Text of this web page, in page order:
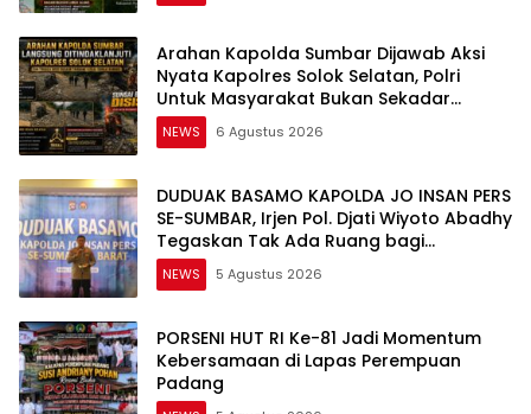
Arahan Kapolda Sumbar Dijawab Aksi
Nyata Kapolres Solok Selatan, Polri
Untuk Masyarakat Bukan Sekadar
Slogan
NEWS 6 Agustus 2026
DUDUAK BASAMO KAPOLDA JO INSAN PERS
SE-SUMBAR, Irjen Pol. Djati Wiyoto Abadhy
Tegaskan Tak Ada Ruang bagi
Pelanggar Hukum di Internal Polri
NEWS 5 Agustus 2026
PORSENI HUT RI Ke-81 Jadi Momentum
Kebersamaan di Lapas Perempuan
Padang